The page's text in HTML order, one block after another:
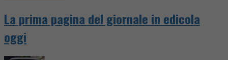
La prima pagina del giornale in edicola
oggi